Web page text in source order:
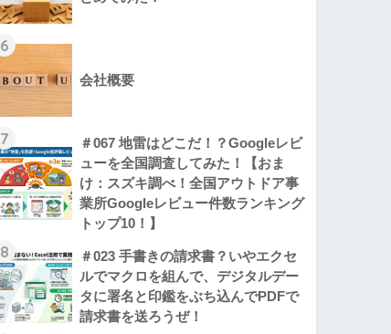
6
会社概要
7
＃067 地雷はどこだ！？Googleレビ
ューを全国調査してみた！【おま
け：スズキ調べ！全国アウトドア事
業所Googleレビュー件数ランキング
トップ10！】
8
＃023 手書きの請求書？いやエクセ
ルでマクロを組んで、デジタルデー
タに署名と印鑑をぶち込んでPDFで
請求書を送ろうぜ！